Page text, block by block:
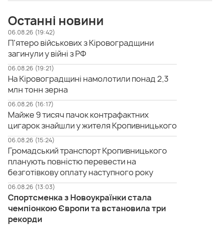
Останні новини
06.08.26 (19:42)
П'ятеро військових з Кіровоградщини
загинули у війні з РФ
06.08.26 (19:21)
На Кіровоградщині намолотили понад 2,3
млн тонн зерна
06.08.26 (16:17)
Майже 9 тисяч пачок контрафактних
цигарок знайшли у жителя Кропивницького
06.08.26 (15:24)
Громадський транспорт Кропивницького
планують повністю перевести на
безготівкову оплату наступного року
06.08.26 (13:03)
Спортсменка з Новоукраїнки стала
чемпіонкою Європи та встановила три
рекорди